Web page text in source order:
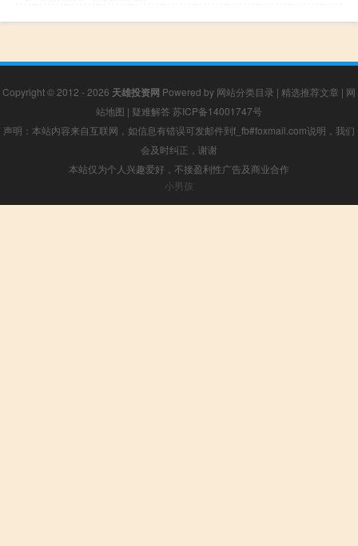
Copyright © 2012 - 2026 天雄投资网 Powered by 网站分类目录 | 精选推荐文章 | 网
站地图 | 疑难解答 苏ICP备14001747号
声明：本站内容来自互联网，如信息有错误可发邮件到f_fb#foxmail.com说明，我们
会及时纠正，谢谢
本站仅为个人兴趣爱好，不接盈利性广告及商业合作
小男孩